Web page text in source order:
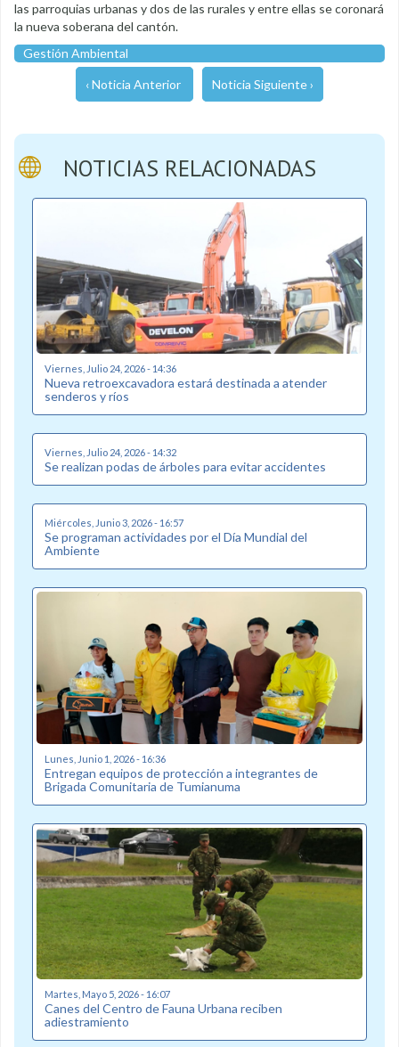
las parroquias urbanas y dos de las rurales y entre ellas se coronará
la nueva soberana del cantón.
Gestión Ambiental
‹ Noticia Anterior Noticia Siguiente ›
NOTICIAS RELACIONADAS
Viernes, Julio 24, 2026 - 14:36
Nueva retroexcavadora estará destinada a atender
senderos y ríos
Viernes, Julio 24, 2026 - 14:32
Se realizan podas de árboles para evitar accidentes
Miércoles, Junio 3, 2026 - 16:57
Se programan actividades por el Día Mundial del
Ambiente
Lunes, Junio 1, 2026 - 16:36
Entregan equipos de protección a integrantes de
Brigada Comunitaria de Tumianuma
Martes, Mayo 5, 2026 - 16:07
Canes del Centro de Fauna Urbana reciben
adiestramiento